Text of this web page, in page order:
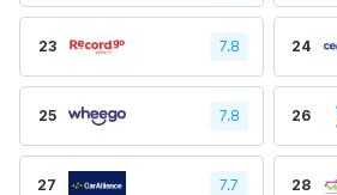
23 7.8 24
25 7.8 26
27 7.7 28